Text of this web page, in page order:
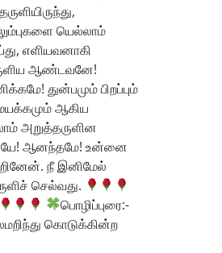
யெல்லாம்
எளியவனாகி
ஆண்டவனே!
துன்பமும் பிறப்பும்
ஆகிய
அறுத்தருளின
ஆனந்தமே! உன்னை
நீ இனிமேல்
செல்வது.
பொழிப்புரை:-
கொடுக்கின்ற